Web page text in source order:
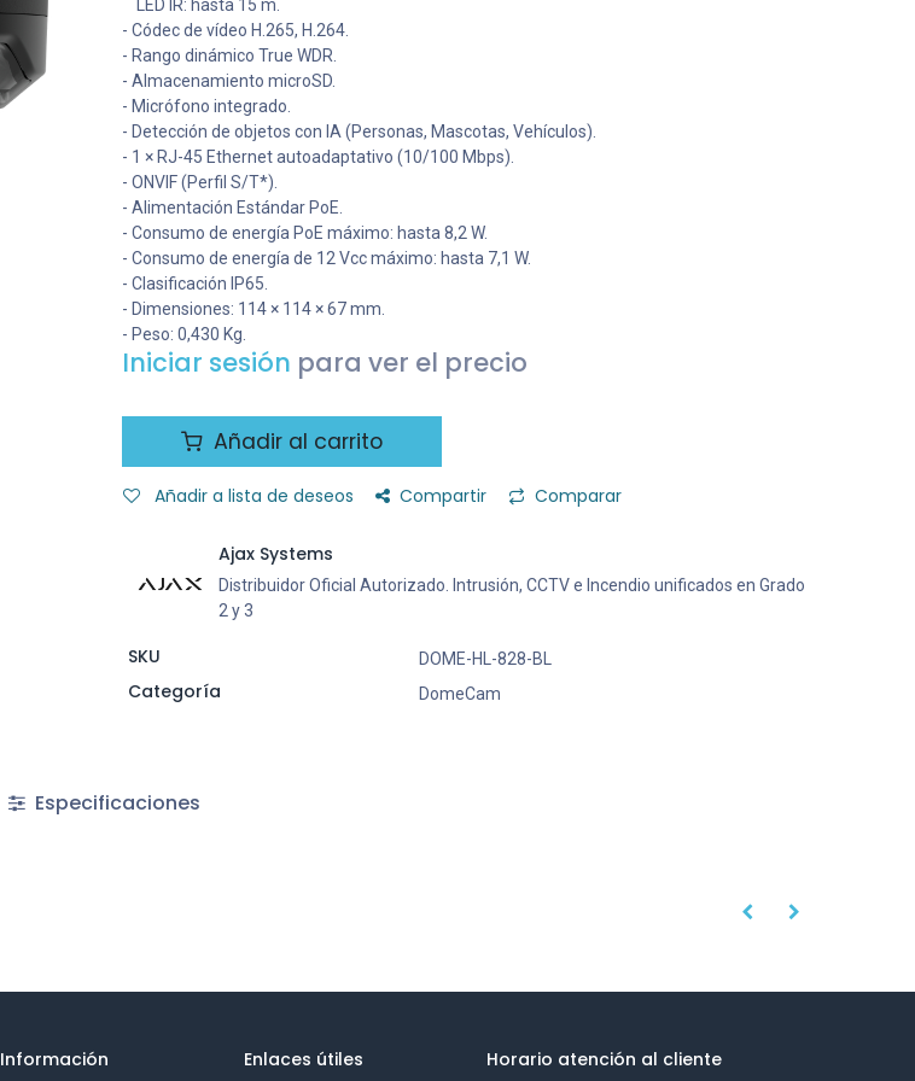
LED IR: hasta 15 m.
- Códec de vídeo H.265, H.264.
- Rango dinámico True WDR.
- Almacenamiento microSD.
- Micrófono integrado.
- Detección de objetos con IA (Personas, Mascotas, Vehículos).
- 1 × RJ-45 Ethernet autoadaptativo (10/100 Mbps).
- ONVIF (Perfil S/T*).
- Alimentación Estándar PoE.
- Consumo de energía PoE máximo: hasta 8,2 W.
- Consumo de energía de 12 Vcc máximo: hasta 7,1 W.
- Clasificación IP65.
- Dimensiones: 114 × 114 × 67 mm.
- Peso: 0,430 Kg.
Iniciar sesión para ver el precio
Añadir al carrito
Añadir a lista de deseos Compartir Comparar
Ajax Systems
Distribuidor Oficial Autorizado. Intrusión, CCTV e Incendio unificados en Grado
2 y 3
SKU DOME-HL-828-BL
Categoría DomeCam
Especificaciones
Información Enlaces útiles Horario atención al cliente